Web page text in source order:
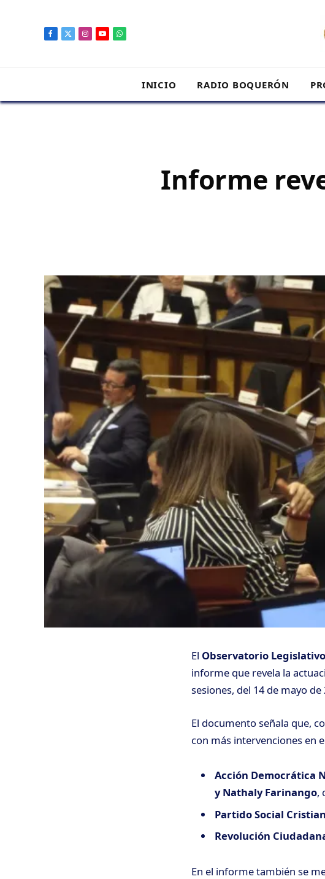
Facebook
X
Instagram
YouTubeWhatsApp
INICIO RADIO BOQUERÓN
Informe
El Observatorio
informe que revela la
sesiones, del 14 de mayo de
El documento señala que,
con más intervenciones en
Acción Democrática
y Nathaly Farinango,
Partido Social
Revolución
En el informe también se